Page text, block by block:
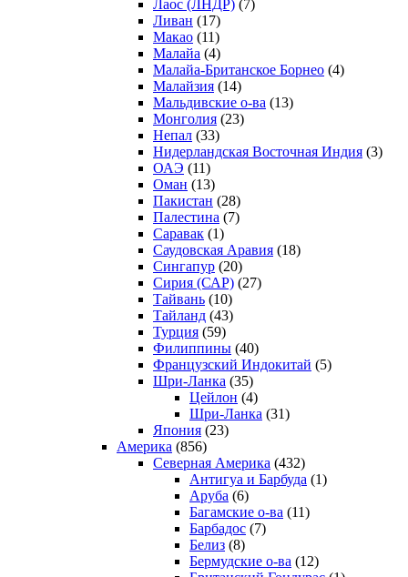
Лаос (ЛНДР) (7)
Ливан (17)
Макао (11)
Малайа (4)
Малайа-Британское Борнео (4)
Малайзия (14)
Мальдивские о-ва (13)
Монголия (23)
Непал (33)
Нидерландская Восточная Индия (3)
ОАЭ (11)
Оман (13)
Пакистан (28)
Палестина (7)
Саравак (1)
Саудовская Аравия (18)
Сингапур (20)
Сирия (САР) (27)
Тайвань (10)
Тайланд (43)
Турция (59)
Филиппины (40)
Французский Индокитай (5)
Шри-Ланка (35)
Цейлон (4)
Шри-Ланка (31)
Япония (23)
Америка (856)
Северная Америка (432)
Антигуа и Барбуда (1)
Аруба (6)
Багамские о-ва (11)
Барбадос (7)
Белиз (8)
Бермудские о-ва (12)